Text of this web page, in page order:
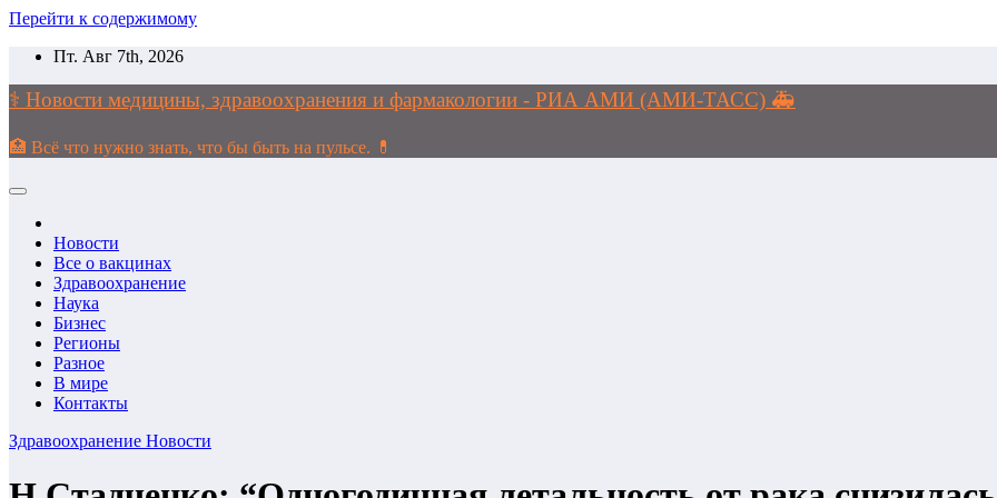
Перейти к содержимому
Пт. Авг 7th, 2026
⚕️ Новости медицины, здравоохранения и фармакологии - РИА АМИ (АМИ-ТАСС) 🚑
🏥 Всё что нужно знать, что бы быть на пульсе. 💊
Новости
Все о вакцинах
Здравоохранение
Наука
Бизнес
Регионы
Разное
В мире
Контакты
Здравоохранение Новости